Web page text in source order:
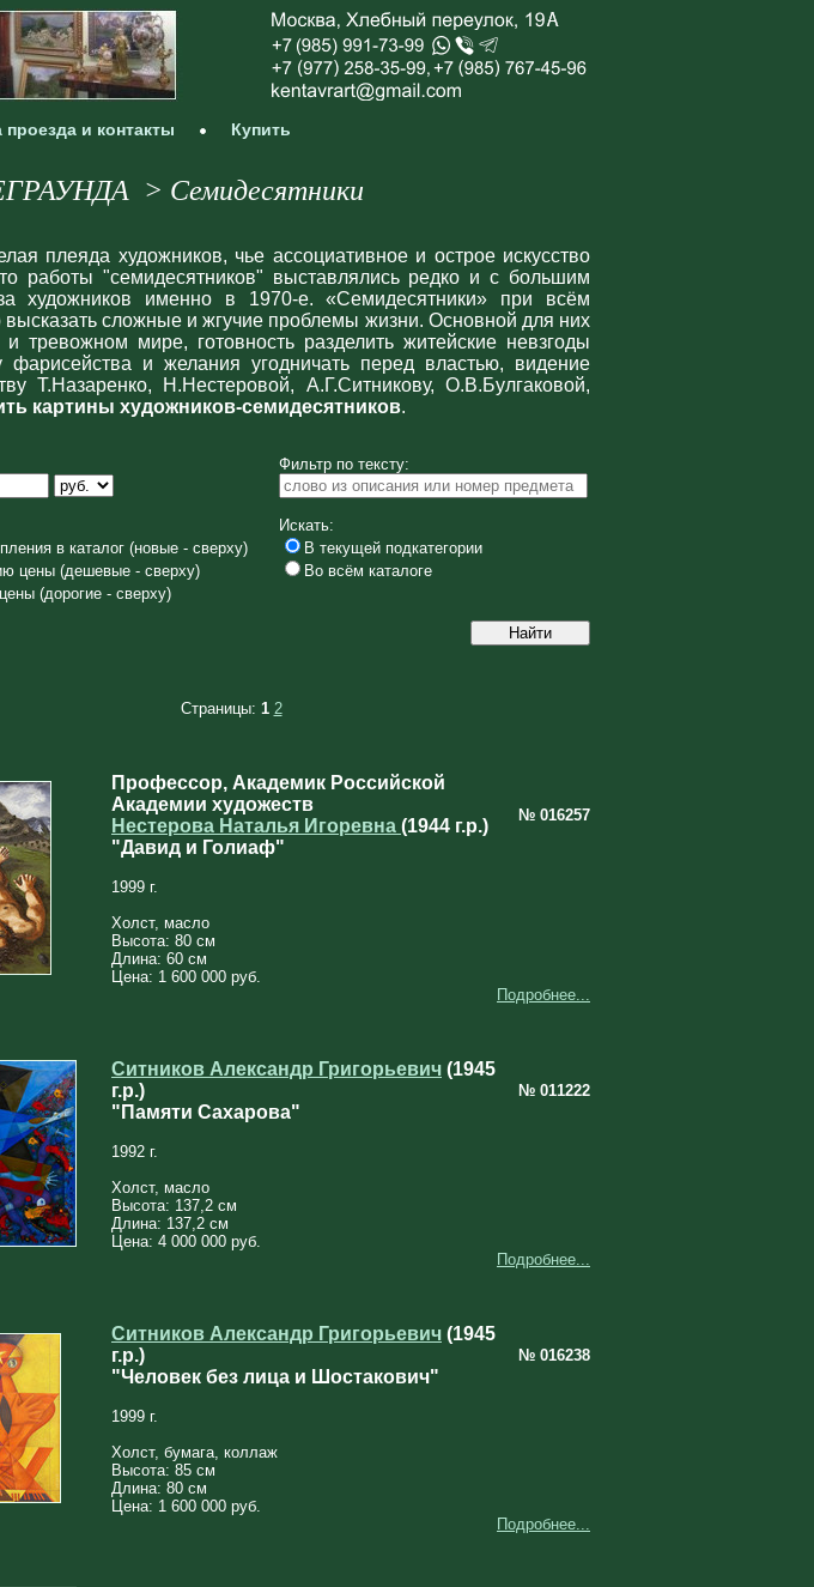
проезда и контакты Купить
> Семидесятники
плеяда художников, чье ассоциативное и острое искусство
работы "семидесятников" выставлялись редко и с большим
художников именно в 1970-е. «Cемидесятники» при всём
сложные и жгучие проблемы жизни. Основной для них
мире, готовность разделить житейские невзгоды
фарисейства и желания угодничать перед властью, видение
Т.Назаренко, Н.Нестеровой, А.Г.Ситникову, О.В.Булгаковой,
картины художников-семидесятников.
Фильтр по тексту:
в каталог (новые - сверху)
цены (дешевые - сверху)
(дорогие - сверху)
Искать:
В текущей подкатегории
Во всём каталоге
Страницы: 1 2
Профессор, Академик Российской
Академии художеств
Нестерова Наталья Игоревна (1944 г.р.)
"Давид и Голиаф"
№ 016257
1999 г.
Холст, масло
Высота: 80 см
Длина: 60 см
Цена: 1 600 000 руб.
Подробнее...
Ситников Александр Григорьевич (1945
г.р.)
"Памяти Сахарова"
№ 011222
1992 г.
Холст, масло
Высота: 137,2 см
Длина: 137,2 см
Цена: 4 000 000 руб.
Подробнее...
Ситников Александр Григорьевич (1945
г.р.)
"Человек без лица и Шостакович"
№ 016238
1999 г.
Холст, бумага, коллаж
Высота: 85 см
Длина: 80 см
Цена: 1 600 000 руб.
Подробнее...